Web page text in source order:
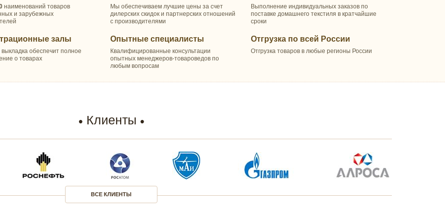
наименований товаров
и зарубежных
залы
обеспечит полное
о товарах
Мы обеспечиваем лучшие цены за счет
дилерских скидок и партнерских отношений
с производителями
Опытные специалисты
Квалифицированные консультации
опытных менеджеров-товароведов по
любым вопросам
Выполнение индивидуальных заказов по
поставке домашнего текстиля в кратчайшие
сроки
Отгрузка по всей России
Отгрузка товаров в любые регионы России
Клиенты
ВСЕ КЛИЕНТЫ